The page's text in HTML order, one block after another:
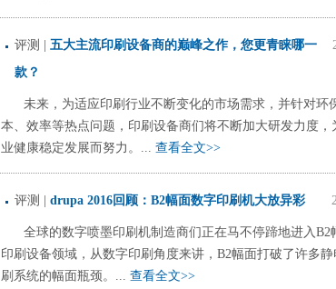
评测
五大主流印刷设备商的巅峰之作，您更青睐哪一
款？
未来，为适应印刷行业不断变化的市场需求，并针对环
本、效率等热点问题，印刷设备商们将不断加大研发力度，
业健康稳定发展而努力。... 查看全文>>
评测 drupa 2016回顾：B2幅面数字印刷机大放异彩
全球的数字喷墨印刷机制造商们正在马不停蹄地进入B2
印刷设备领域，从数字印刷角度来讲，B2幅面打破了许多静
刷系统的幅面瓶颈。... 查看全文>>